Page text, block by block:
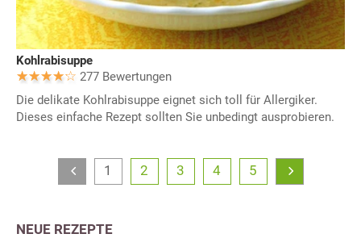
Kohlrabisuppe
277 Bewertungen
Die delikate Kohlrabisuppe eignet sich toll für Allergiker.
Dieses einfache Rezept sollten Sie unbedingt ausprobieren.
1 2 3 4 5
NEUE REZEPTE